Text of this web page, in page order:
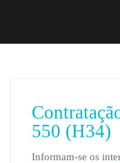
550 (H34)
Informam-se os